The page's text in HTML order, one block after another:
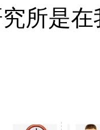
所是